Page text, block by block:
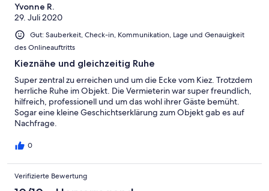
Yvonne R.
29. Juli 2020
Gut: Sauberkeit, Check-in, Kommunikation, Lage und Genauigkeit
des Onlineauftritts
Kieznähe und gleichzeitig Ruhe
Super zentral zu erreichen und um die Ecke vom Kiez. Trotzdem
herrliche Ruhe im Objekt. Die Vermieterin war super freundlich,
hilfreich, professionell und um das wohl ihrer Gäste bemüht.
Sogar eine kleine Geschichtserklärung zum Objekt gab es auf
Nachfrage.
0
Verifizierte Bewertung